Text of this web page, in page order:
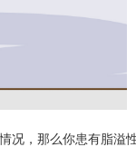
，那么你患有脂溢